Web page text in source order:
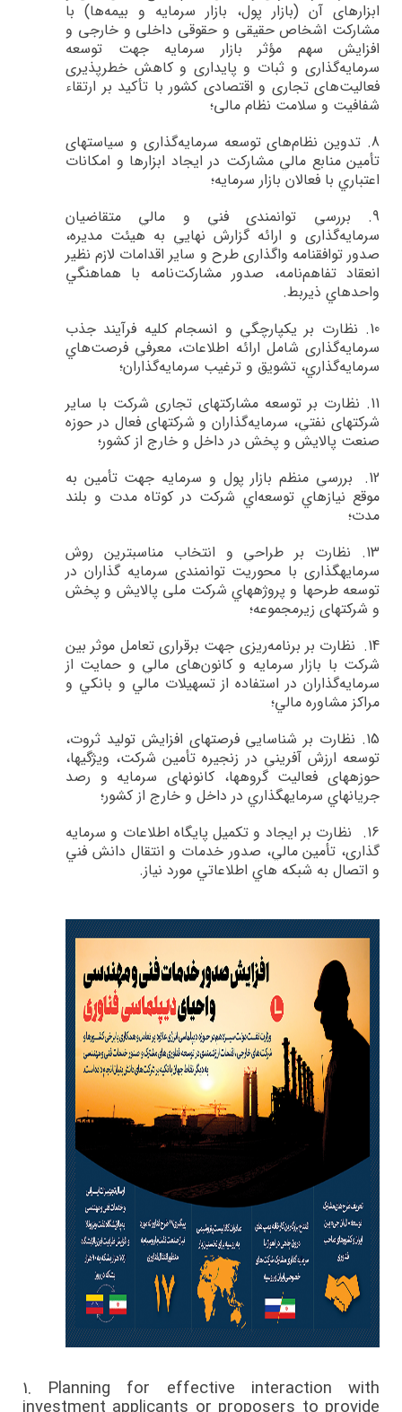
ابزارهای آن (بازار پول، بازار سرمايه و بيمه‌ها) با
مشارکت اشخاص حقيقی و حقوقی داخلی و خارجی و
افزايش سهم مؤثر بازار سرمايه جهت توسعه
سرمايه‌گذاری و ثبات و پايداری و کاهش خطرپذيری
فعاليت‌های تجاری و اقتصادی کشور با تأکيد بر ارتقاء
شفافيت و سلامت نظام مالی؛
8. تدوين نظام‌هاي توسعه سرمايه‌گذاري‌ و سیاست­هاي
تأمين منابع مالي‌ مشاركت در ايجاد ابزارها و امكانات
اعتباري با فعالان بازار سرمايه‌؛
9.
بررسي‌ توانمندي فني و مالي متقاضيان
سرمايه‌گذاري و ارائه گزارش نهايي به هيئت مديره،‌
صدور توافقنامه واگذاري طرح و ساير اقدامات لازم نظير
انعقاد تفاهم‌نامه، صدور مشاركت‌نامه با هماهنگي
واحدهاي ذيربط.
10. نظارت بر يكپارچگي و انسجام كليه فرآيند جذب
سرمايه‌گذاري شامل ارائه اطلاعات، معرفي فرصت‌هاي
سرمايه‌گذاري، تشويق و ترغيب سرمايه‌گذاران؛
11. نظارت بر توسعه مشاركت­هاي تجاري شركت با ساير
شركت­هاي نفتي، سرمايه‌گذاران و شركت­هاي فعال در حوزه
صنعت پالايش و پخش در داخل و خارج از كشور؛
12.
بررسي منظم بازار پول و سرمايه جهت تأمين به
موقع نيازهاي توسعه‌اي شركت در كوتاه مدت و بلند
مدت؛
13.
نظارت بر طراحي و انتخاب مناسب­ترين روش
سرمايه­گذاري با محوريت توانمندي سرمايه گذاران در
توسعه طرح­ها و پروژه­هاي شركت ملی پالایش و پخش
و شرکت­های زیرمجموعه؛
14.
نظارت بر برنامه‌ريزي جهت برقراري تعامل موثر بين
شركت‌ با بازار سرمايه و كانون‌هاي مالي و حمايت از
سرمايه‌گذاران در استفاده از تسهيلات مالي و بانكي و
مراكز مشاوره مالي؛
15. نظارت بر شناسايي فرصت­هاي افزايش توليد ثروت،
توسعه ارزش آفريني در زنجيره تأمين شركت، ويژگي­ها،
حوزه­هاي فعاليت گروه­ها، كانون­هاي سرمايه و رصد
جريان­هاي سرمايه­گذاري در داخل و خارج از كشور؛
16.
نظارت بر ايجاد و تكميل پايگاه اطلاعات و سرمايه
گذاري، تأمين مالي، صدور خدمات و انتقال دانش فني
و اتصال به شبكه هاي اطلاعاتي مورد نياز.
1. Planning for effective interaction with